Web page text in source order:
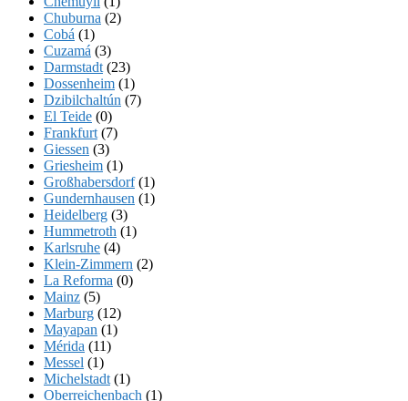
Chuburna (2)
Cobá (1)
Cuzamá (3)
Darmstadt (23)
Dossenheim (1)
Dzibilchaltún (7)
El Teide (0)
Frankfurt (7)
Giessen (3)
Griesheim (1)
Großhabersdorf(1)
Gundernhausen (1)
Heidelberg (3)
Hummetroth (1)
Karlsruhe (4)
Klein-Zimmern (2)
La Reforma (0)
Mainz (5)
Marburg (12)
Mayapan (1)
Mérida (11)
Messel (1)
Michelstadt (1)
Oberreichenbach (1)